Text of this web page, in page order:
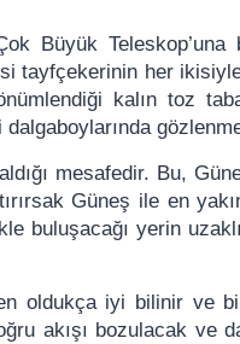
Büyük Teleskop’una
tayfçekerinin her
kalın toz
dalgaboylarında
mesafedir. Bu,
Güneş ile en
buluşacağı yerin
oldukça iyi bilinir ve
akışı bozulacak